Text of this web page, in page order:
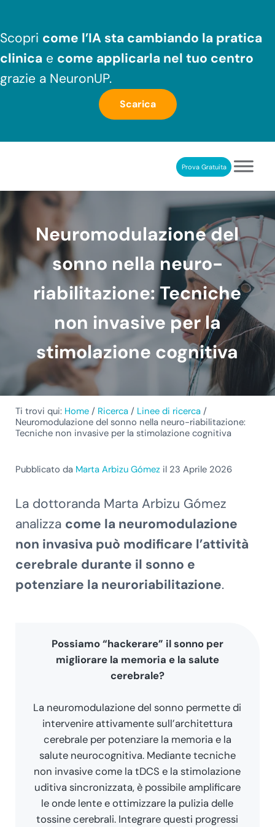
Scopri come l’IA sta cambiando la pratica
clinica e come applicarla nel tuo centro
grazie a NeuronUP.
Scarica
RIABILITAZIONE COGNITIVA PROFESSIONALEProva Gratuita
Neuromodulazione del
sonno nella neuro-
riabilitazione: Tecniche
non invasive per la
stimolazione cognitiva
Ti trovi qui: Home / Ricerca / Linee di ricerca /
Neuromodulazione del sonno nella neuro-riabilitazione:
Tecniche non invasive per la stimolazione cognitiva
Pubblicato da Marta Arbizu Gómezil 23 Aprile 2026
La dottoranda Marta Arbizu Gómez
analizza come la neuromodulazione
non invasiva può modificare l’attività
cerebrale durante il sonno e
potenziare la neuroriabilitazione.
Possiamo “hackerare” il sonno per
migliorare la memoria e la salute
cerebrale?
La neuromodulazione del sonno permette di
intervenire attivamente sull’architettura
cerebrale per potenziare la memoria e la
salute neurocognitiva. Mediante tecniche
non invasive come la tDCS e la stimolazione
uditiva sincronizzata, è possibile amplificare
le onde lente e ottimizzare la pulizia delle
tossine cerebrali. Integrare questi progressi